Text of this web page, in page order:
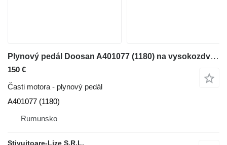
Plynový pedál Doosan A401077 (1180) na vysokozdvižného vozíka
150 €
Časti motora - plynový pedál
A401077 (1180)
Rumunsko
Stivuitoare-Lize S.R.L.